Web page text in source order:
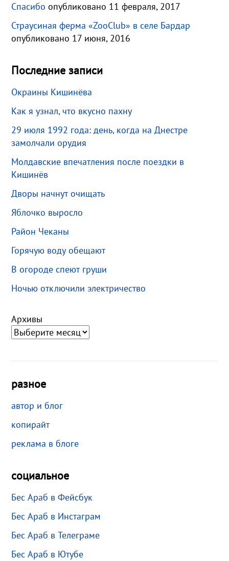
Спасибо опубликовано 11 февраля, 2017
Страусиная ферма «ZooClub» в селе Бардар
опубликовано 17 июня, 2016
Последние записи
Окраины Кишинёва
Как я узнал, что вкусно пахну
29 июля 1992 года: день, когда на Днестре
замолчали орудия
Молдавские впечатления после поездки в
Кишинёв
Дворы начнут очищать
Яблочко выросло
Район Чеканы
Горячую воду обещают
В огороде спеют груши
Ночью отключили электричество
Архивы
разное
автор и блог
копирайт
реклама в блоге
социальное
Бес Араб в Фейсбук
Бес Араб в Инстаграм
Бес Араб в Телеграме
Бес Араб в Ютубе